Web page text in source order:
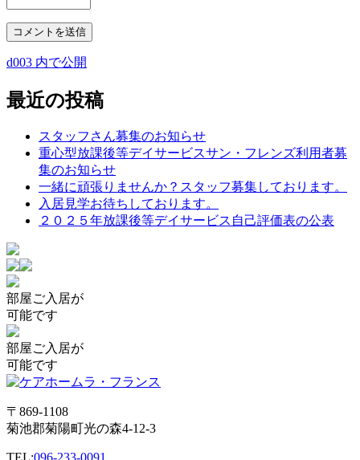
投
稿
ョ
ン
d003 内で公開
最近の投稿
スタッフさん募集のお知らせ
重心型放課後等デイサービスサン・フレンズ利用者募
集のお知らせ
一緒に頑張りませんか？スタッフ募集しております。
入居見学お待ちしております。
２０２５年放課後等デイサービス自己評価表の公表
部屋ご入居が
可能です
部屋ご入居が
可能です
〒869-1108
菊池郡菊陽町光の森4-12-3